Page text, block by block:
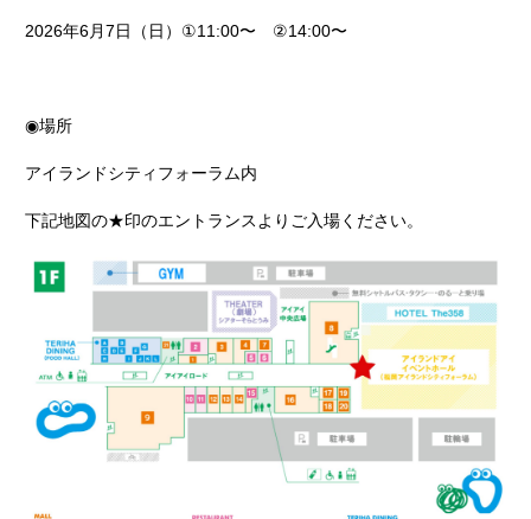
2026年6月7日（日） ①11:00〜 ②14:00〜
◉場所
アイランドシティフォーラム内
下記地図の★印のエントランスよりご入場ください。